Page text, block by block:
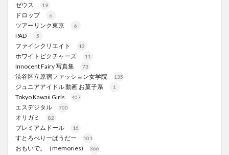
ゼウス 19
ドロップ 6
ツアーリンク東京 6
PAD 5
ファインクリエイト 13
ホワイトピクチャーズ 11
Innocent Fairy 写真集 73
渋谷区立原宿ファッション女学院 135
ジュニアアイドル 動画 お菓子系 1
Tokyo Kawaii Girls 407
エスデジタル 700
オリガミ 82
プレミアムドール 16
すとろべりーぱうだー 101
おもいで。（memories) 366